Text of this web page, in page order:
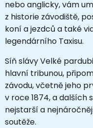
nebo anglicky, vám
z historie závodiště,
koní a jezdců a také
legendárního Taxisu.
Síň slávy Velké
hlavní tribunou,
závodu, včetně jeho
v roce 1874, a
nejstarší a
soutěže.